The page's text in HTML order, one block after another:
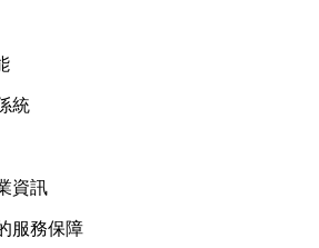
統
資訊
服務保障